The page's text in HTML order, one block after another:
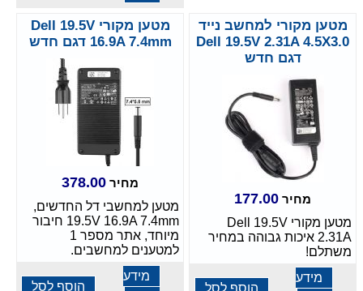
מטען מקורי למחשב נייד
Dell 19.5V 2.31A 4.5X3.0
דגם חדש
מחיר 177.00
מטען מקורי Dell 19.5V
2.31A איכות גבוהה במחיר
משתלם!
מידע
הוסף לסל
מטען מקורי Dell 19.5V
16.9A 7.4mm דגם חדש
מחיר 378.00
מטען למחשבי דל החדשים,
19.5V 16.9A 7.4mm חיבור
מיוחד, אתר מספר 1
למטענים למחשבים.
מידע
הוסף לסל